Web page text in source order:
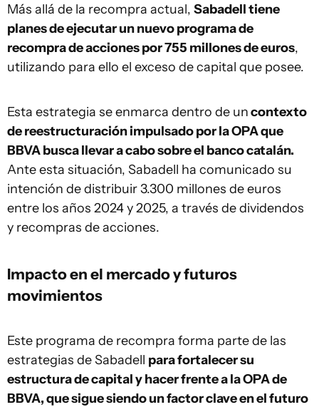
Más allá de la recompra actual, Sabadell tiene
planes de ejecutar un nuevo programa de
recompra de acciones por 755 millones de euros,
utilizando para ello el exceso de capital que posee.
Esta estrategia se enmarca dentro de uncontexto
de reestructuración impulsado por la OPA que
BBVA busca llevar a cabo sobre el banco catalán.
Ante esta situación, Sabadell ha comunicado su
intención de distribuir 3.300 millones de euros
entre los años 2024 y 2025, a través de dividendos
y recompras de acciones.
Impacto en el mercado y futuros
movimientos
Este programa de recompra forma parte de las
estrategias de Sabadell para fortalecer su
estructura de capital y hacer frente a la OPA de
BBVA, que sigue siendo un factor clave en el futuro